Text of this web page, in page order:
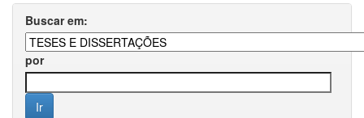
Buscar em:
por